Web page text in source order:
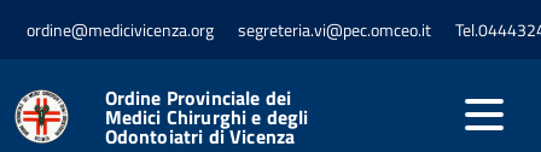
ordine@medicivicenza.org segreteria.vi@pec.omceo.it
Ordine Provinciale dei
Medici Chirurghi e degli
Odontoiatri di Vicenza